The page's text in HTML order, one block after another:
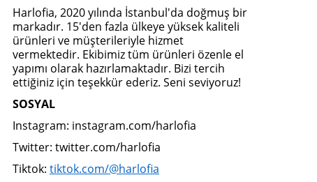
Harlofia, 2020 yılında İstanbul'da doğmuş bir
markadır. 15'den fazla ülkeye yüksek kaliteli
ürünleri ve müşterileriyle hizmet
vermektedir. Ekibimiz tüm ürünleri özenle el
yapımı olarak hazırlamaktadır. Bizi tercih
ettiğiniz için teşekkür ederiz. Seni seviyoruz!
SOSYAL
Instagram: instagram.com/harlofia
Twitter: twitter.com/harlofia
Tiktok: tiktok.com/@harlofia